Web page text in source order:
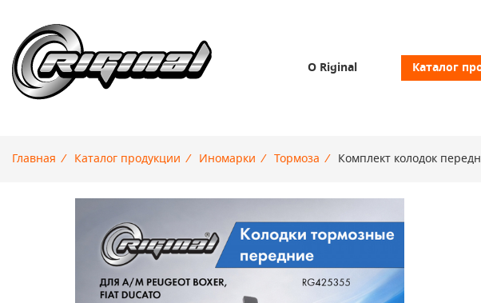
О Riginal Каталог
Главная / Каталог продукции / Иномарки / Тормоза / Комплект колодок